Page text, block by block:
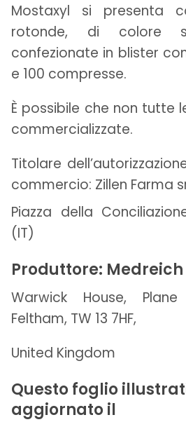
Mostaxyl si presenta
rotonde, di colore
confezionate in blister
e 100 compresse.
È possibile che non tutte
commercializzate.
Titolare
commercio: Zillen Farma
Piazza della
(IT)
Produttore: Medreich
Warwick House,
Feltham, TW 13 7HF,
United Kingdom
Questo foglio
aggiornato il